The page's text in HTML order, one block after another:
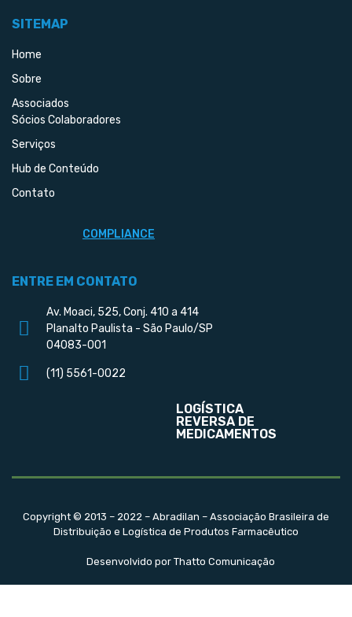
SITEMAP
Home
Sobre
Associados
Sócios Colaboradores
Serviços
Hub de Conteúdo
Contato
COMPLIANCE
ENTRE EM CONTATO
Av. Moaci, 525, Conj. 410 a 414
Planalto Paulista - São Paulo/SP
04083-001
(11) 5561-0022
LOGÍSTICA
REVERSA DE
MEDICAMENTOS
Copyright © 2013 – 2022 – Abradilan – Associação Brasileira de
Distribuição e Logística de Produtos Farmacêutico
Desenvolvido por Thatto Comunicação